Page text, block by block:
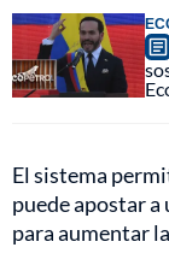
El sistema
puede apostar a
para aumentar